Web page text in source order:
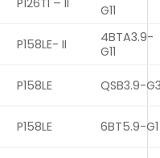
G11
P158LE- II
4BTA3.9-
G11
P158LE QSB3.9-
P158LE 6BT5.9-G1